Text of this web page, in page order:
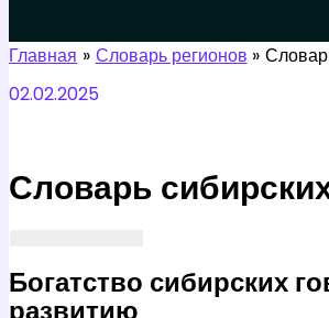
Главная Словарь регионов
02.02.2025
Словарь
Богатство сибирских
развитию